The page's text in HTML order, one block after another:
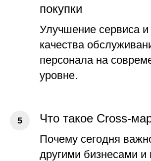
покупки
Улучшение сервиса и
качества
персонала на
уровне.
Что такое Cross-
Почему сегодня
другими бизнесами и